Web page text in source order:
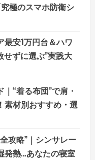
究極のスマホ防衛シ
最安1万円台＆ハワ
ずに選ぶ”実践大
“着る布団”で肩・
素材別おすすめ・選
攻略”｜シンサレー
発熱…あなたの寝室